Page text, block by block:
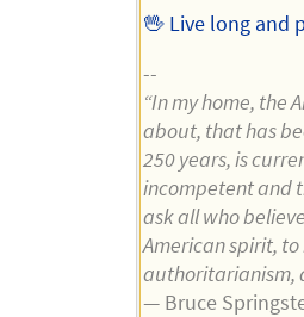
🖖 Live long and
--
“In my home, the
about, that has
250 years, is
incompetent and
ask all who
American spirit,
authoritarianism,
— Bruce